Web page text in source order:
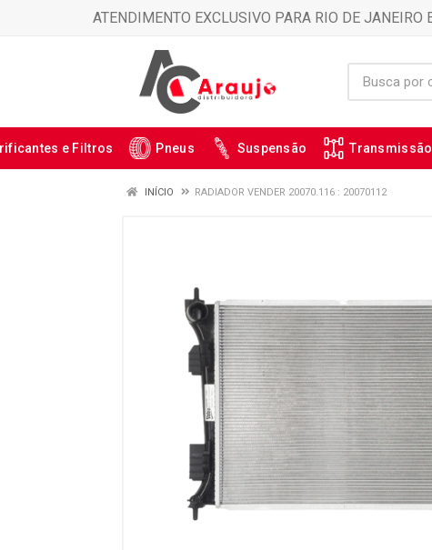
ATENDIMENTO EXCLUSIVO PARA RIO DE JANEIRO
e Filtros Pneus Suspensão Transmissão
INÍCIO RADIADOR VENDER 20070.116 : 20070112